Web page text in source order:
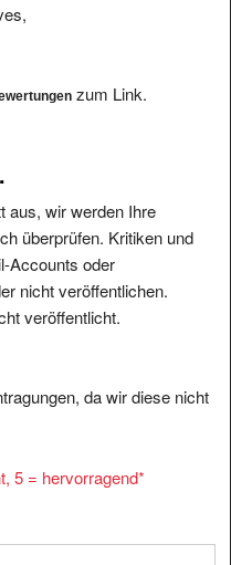
zum Link.
aus, wir werden Ihre
überprüfen. Kritiken und
Accounts oder
nicht veröffentlichen.
veröffentlicht.
da wir diese nicht
5 = hervorragend*